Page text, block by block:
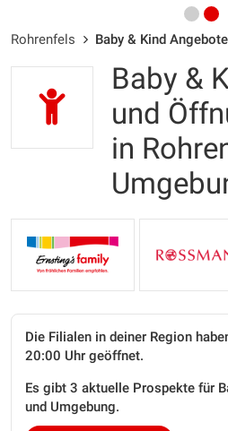
Rohrenfels Baby & Kind
Baby &
und
in
Die Filialen in deiner Region
20:00 Uhr geöffnet.
Es gibt 3 aktuelle Prospekte für
und Umgebung.